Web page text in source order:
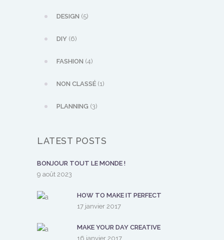
DESIGN (5)
DIY (6)
FASHION (4)
NON CLASSÉ (1)
PLANNING (3)
LATEST POSTS
BONJOUR TOUT LE MONDE !
9 août 2023
HOW TO MAKE IT PERFECT
17 janvier 2017
MAKE YOUR DAY CREATIVE
16 janvier 2017